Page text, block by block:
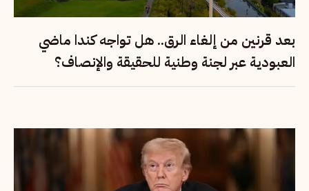
بعد قرنين من إلغاء الرق.. هل تواجه كندا ماضي
العبودية عبر لجنة وطنية للحقيقة والإنصاف؟